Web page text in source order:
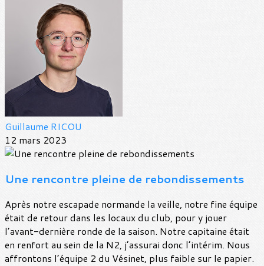
Guillaume RICOU
12 mars 2023
Une rencontre pleine de rebondissements
Après notre escapade normande la veille, notre fine équipe
était de retour dans les locaux du club, pour y jouer
l’avant-dernière ronde de la saison. Notre capitaine était
en renfort au sein de la N2, j’assurai donc l’intérim. Nous
affrontons l’équipe 2 du Vésinet, plus faible sur le papier.